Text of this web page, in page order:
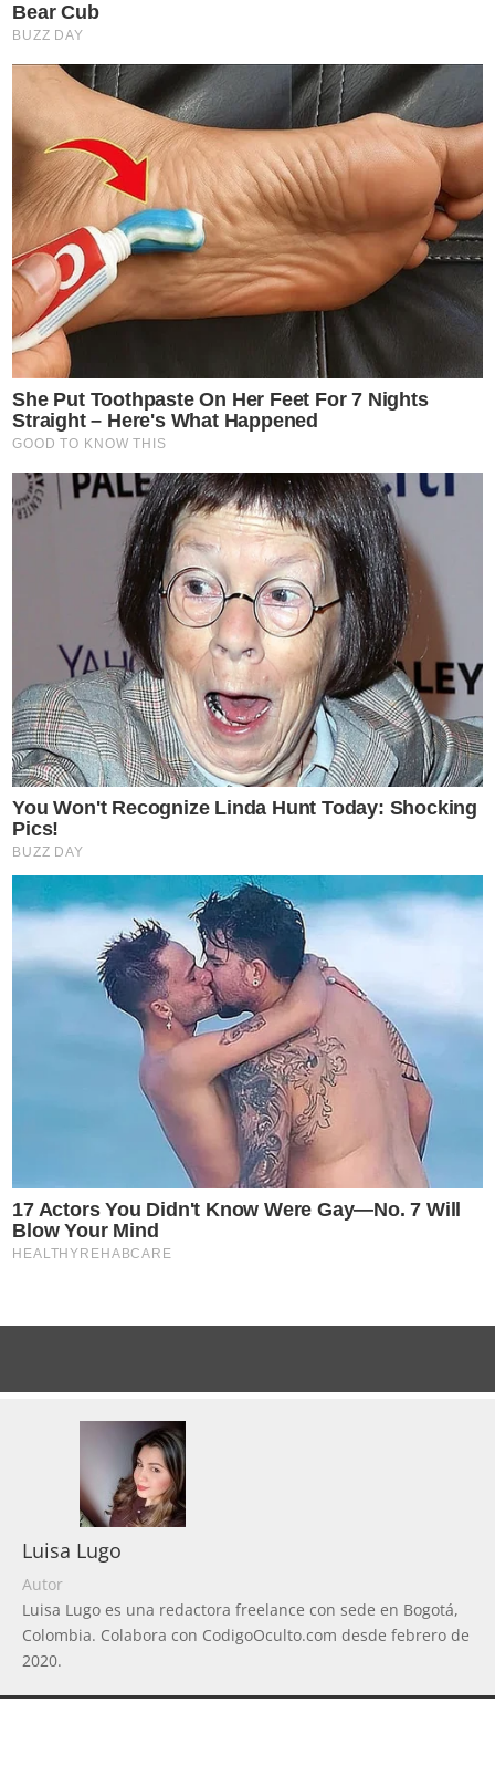
Luisa Lugo
Autor
Luisa Lugo es una redactora freelance con sede en Bogotá,
Colombia. Colabora con CodigoOculto.com desde febrero de
2020.